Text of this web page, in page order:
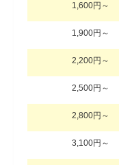
1,600円～
1,900円～
2,200円～
2,500円～
2,800円～
3,100円～